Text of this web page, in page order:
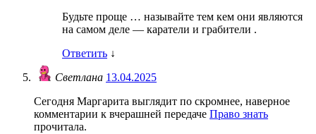
Будьте проще … называйте тем кем они являются
на самом деле — каратели и грабители .
Ответить ↓
Светлана 13.04.2025
Сегодня Маргарита выглядит по скромнее, наверное
комментарии к вчерашней передаче Право знать
прочитала.